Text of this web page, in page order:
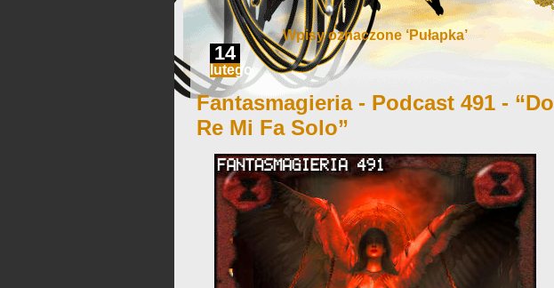
Wpisy oznaczone ‘Pułapka’
14
lutego
Fantasmagieria - Podcast 491 - “Do
Re Mi Fa Solo”